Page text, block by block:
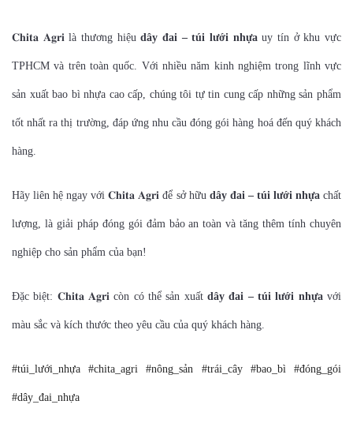
𝐂𝐡𝐢𝐭𝐚 𝐀𝐠𝐫𝐢 là thương hiệudây đai – túi lưới nhựauy tín ở khu vực
TPHCM và trên toàn quốc. Với nhiều năm kinh nghiệm trong lĩnh vực
sản xuất bao bì nhựa cao cấp, chúng tôi tự tin cung cấp những sản phẩm
tốt nhất ra thị trường, đáp ứng nhu cầu đóng gói hàng hoá đến quý khách
hàng.
Hãy liên hệ ngay với 𝐂𝐡𝐢𝐭𝐚 𝐀𝐠𝐫𝐢 để sở hữu dây đai – túi lưới nhựachất
lượng, là giải pháp đóng gói đảm bảo an toàn và tăng thêm tính chuyên
nghiệp cho sản phẩm của bạn!
Đặc biệt: 𝐂𝐡𝐢𝐭𝐚 𝐀𝐠𝐫𝐢 còn có thể sản xuất dây đai – túi lưới nhựavới
màu sắc và kích thước theo yêu cầu của quý khách hàng.
#túi_lưới_nhựa #chita_agri #nông_sản #trái_cây #bao_bì #đóng_gói
#dây_đai_nhựa